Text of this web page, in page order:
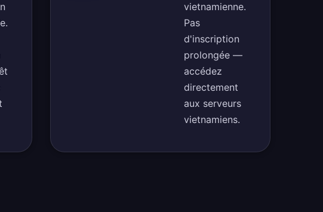
vietnamienne.
Pas
d'inscription
prolongée —
accédez
directement
aux serveurs
vietnamiens.